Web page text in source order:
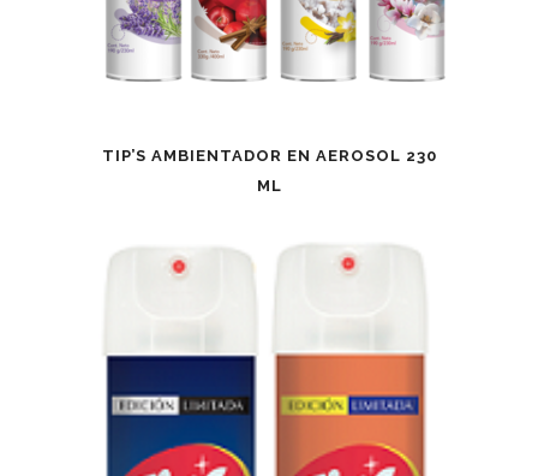
TIP’S AMBIENTADOR EN AEROSOL 230
ML